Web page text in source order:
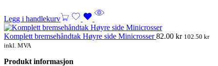
Legg i handlekurv
Komplett bremsehåndtak Høyre side Minicrosser82.00 kr 102.50 kr
inkl. MVA
Produkt informasjon